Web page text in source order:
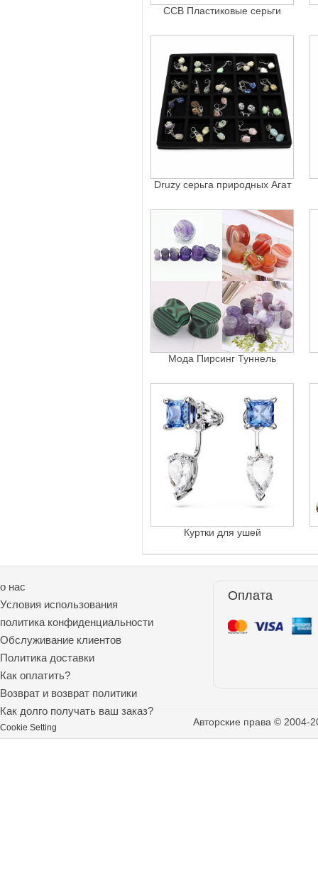
CCB Пластиковые серьги
Druzy серьга природных Агат
Мода Пирсинг Туннель
Куртки для ушей
о нас
Условия использования
политика конфиденциальности
Обслуживание клиентов
Политика доставки
Как оплатить?
Возврат и возврат политики
Как долго получать ваш заказ?
Cookie Setting
Оплата
Авторские права ©